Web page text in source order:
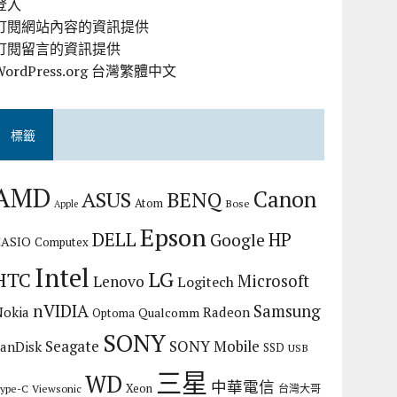
入
閱網站內容的資訊提供
閱留言的資訊提供
台灣繁體中文
標籤
Apple ASUS Atom BENQ Bose Canon
Computex DELLEpson Google HP
Intel Lenovo LGLogitechMicrosoft
nVIDIA Optoma Qualcomm Radeon Samsung
Seagate SONY SONY Mobile SSD USB
C Viewsonic WD Xeon 三星 中華電信 台灣大哥